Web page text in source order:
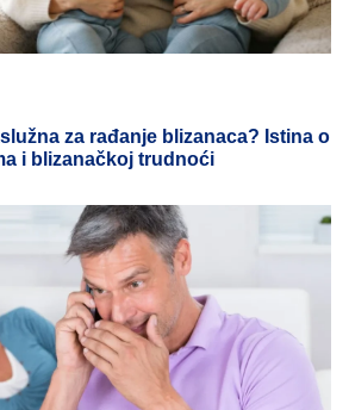
za rađanje blizanaca? Istina o
i blizanačkoj trudnoći